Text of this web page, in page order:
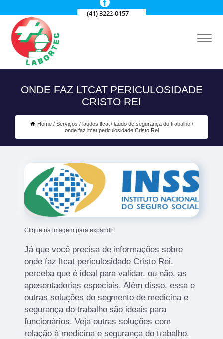
(41) 3222-0157
ONDE FAZ LTCAT PERICULOSIDADE
CRISTO REI
Home Serviços laudos ltcat
laudo de segurança do trabalho
onde faz ltcat periculosidade Cristo Rei
Clique na imagem para expandir
Já que você precisa de informações sobre
onde faz ltcat periculosidade Cristo Rei,
perceba que é ideal para validar, ou não, as
aposentadorias especiais. Além disso, essa e
outras soluções do segmento de medicina e
segurança do trabalho são ideais para
funcionários. Veja outras soluções com
relação à medicina e segurança do trabalho.